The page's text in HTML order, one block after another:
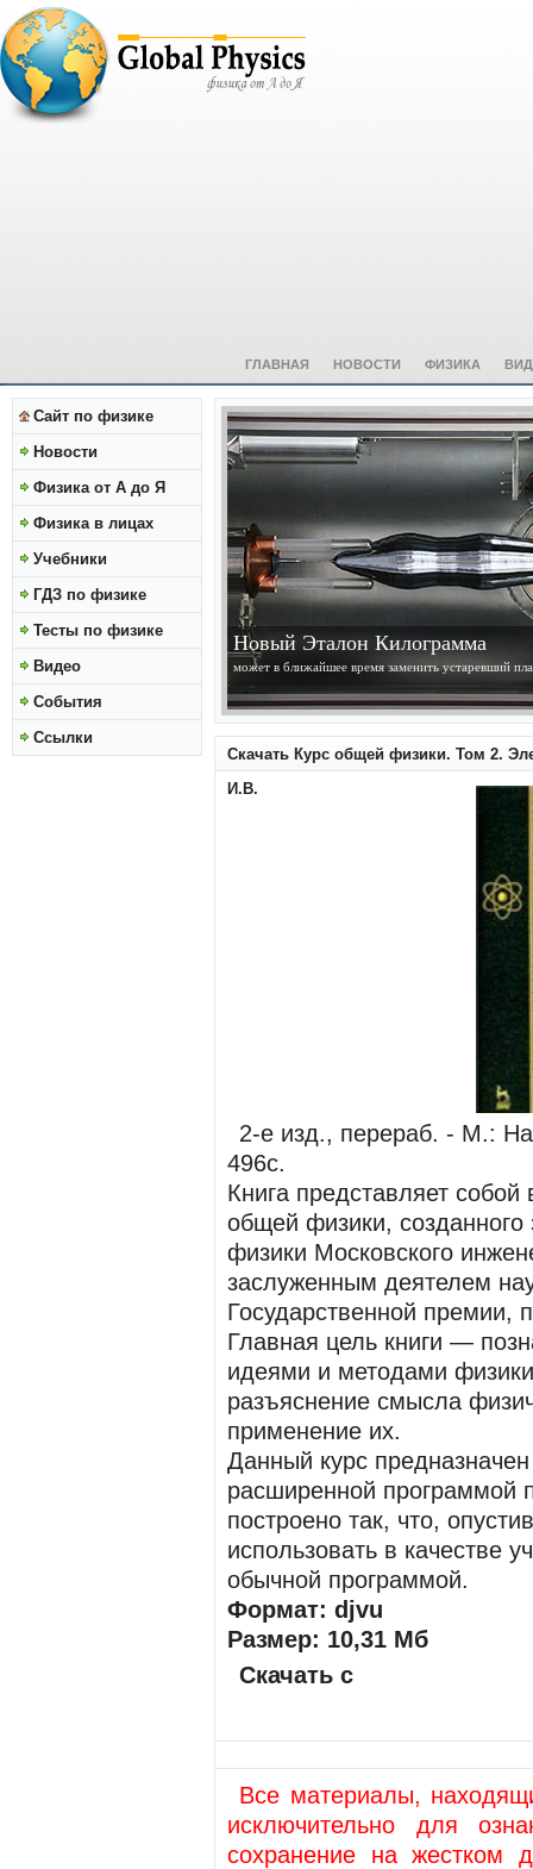
ГЛАВНАЯ НОВОСТИ ФИЗИКА
Сайт по физике
Новости
Физика от А до Я
Физика в лицах
Учебники
ГДЗ по физике
Тесты по физике
Видео
События
Ссылки
Новый Эталон Килограмма
может в ближайшее время заменить устаревший
Скачать Курс общей физики. Том 2.
И.В.
2-е изд., перераб. - М.:
496с.
Книга представляет собой
общей физики,
физики Московского
заслуженным деятелем
Государственной
Главная цель книги —
идеями и методами
разъяснение смысла
применение их.
Данный курс
расширенной программой
построено так, что,
использовать в качестве
обычной программой.
Формат: djvu
Размер: 10,31 Мб
Скачать с
Все материалы,
исключительно для
сохранение на жестком